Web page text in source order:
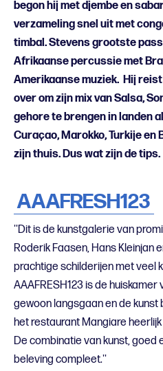
begon hij met djembe en
verzameling snel uit met
timbal. Stevens grootste
Afrikaanse percussie met
Amerikaanse muziek. Hij
over om zijn mix van Salsa,
gehore te brengen in landen
Curaçao, Marokko, Turkije
zijn thuis. Dus wat zijn de tips.
AAAFRESH123
''Dit is de kunstgalerie van
Roderik Faasen, Hans Kleinjan
prachtige schilderijen met veel
AAAFRESH123 is de
gewoon langsgaan en de kunst
het restaurant Mangiare
De combinatie van kunst, goed
beleving compleet.''